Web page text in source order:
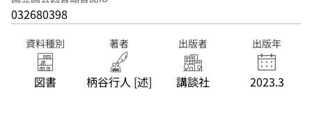
032680398
資料種別
図書
著者
柄谷行人 [述]
出版者
講談社
出版年
2023.3